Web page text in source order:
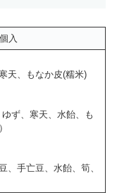
入
天、もなか皮(糯米)
ず、寒天、水飴、も
、手亡豆、水飴、筍、